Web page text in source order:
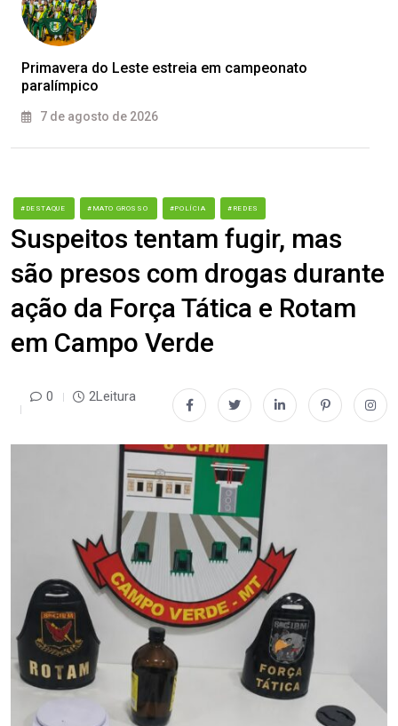
Primavera do Leste estreia em campeonato
paralímpico
7 de agosto de 2026
#DESTAQUE #MATO GROSSO #POLÍCIA #REDES
Suspeitos tentam fugir, mas
são presos com drogas durante
ação da Força Tática e Rotam
em Campo Verde
0 2Leitura